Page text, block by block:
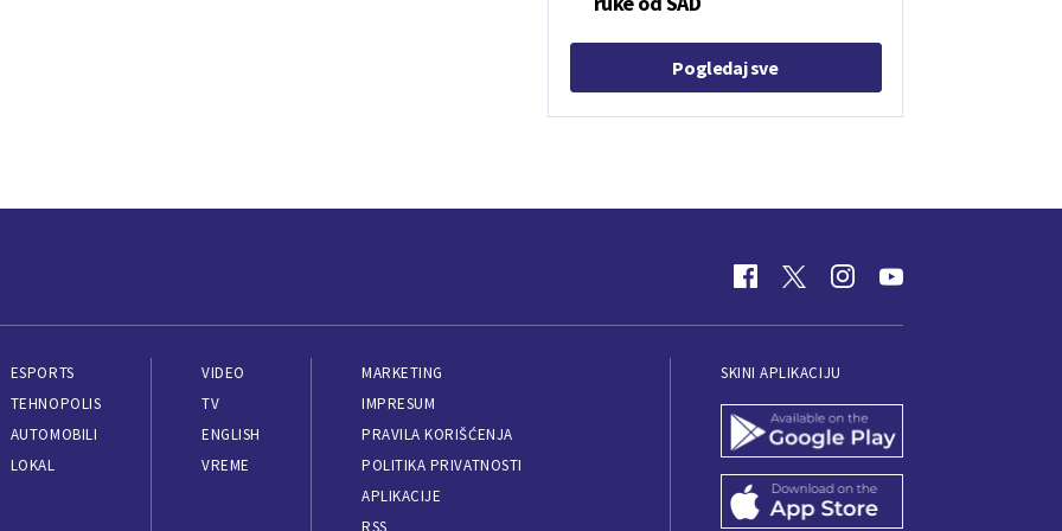
Pogledaj sve
ESPORTS
TEHNOPOLIS
AUTOMOBILI
LOKAL
VIDEO
TV
ENGLISH
VREME
MARKETING
IMPRESUM
PRAVILA KORIŠĆENJA
POLITIKA PRIVATNOSTI
APLIKACIJE
RSS
SKINI APLIKACIJU